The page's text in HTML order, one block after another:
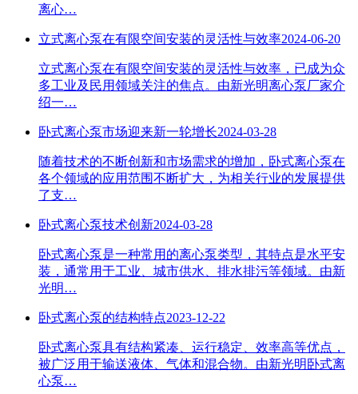
离心…
立式离心泵在有限空间安装的灵活性与效率2024-06-20
立式离心泵在有限空间安装的灵活性与效率，已成为众
多工业及民用领域关注的焦点。由新光明离心泵厂家介
绍一…
卧式离心泵市场迎来新一轮增长2024-03-28
随着技术的不断创新和市场需求的增加，卧式离心泵在
各个领域的应用范围不断扩大，为相关行业的发展提供
了支…
卧式离心泵技术创新2024-03-28
卧式离心泵是一种常用的离心泵类型，其特点是水平安
装，通常用于工业、城市供水、排水排污等领域。由新
光明…
卧式离心泵的结构特点2023-12-22
卧式离心泵具有结构紧凑、运行稳定、效率高等优点，
被广泛用于输送液体、气体和混合物。由新光明卧式离
心泵…